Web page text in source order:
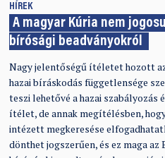
HÍREK
A magyar Kúria nem
bírósági beadványokról
Nagy jelentőségű ítéletet hozott
hazai bíráskodás függetlensége
teszi lehetővé a hazai szabályozás
ítélet, de annak megítélésben,
intézett megkeresése
dönthet jogszerűen, és ez maga az